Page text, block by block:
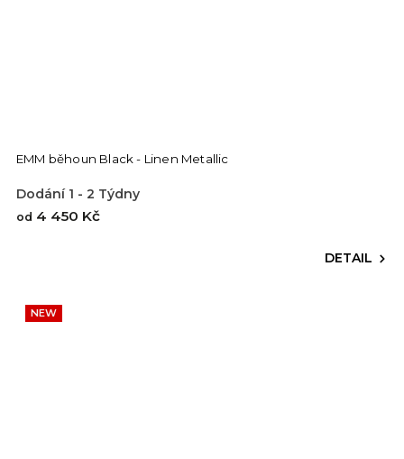
EMM běhoun Black - Linen Metallic
Dodání 1 - 2 Týdny
od 4 450 Kč
DETAIL
NEW